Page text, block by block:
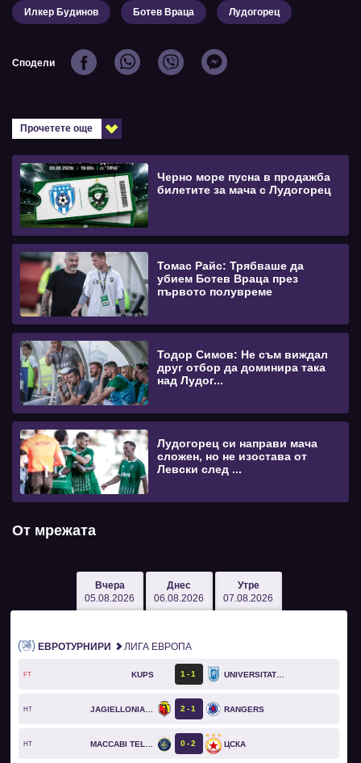
Илкер Будинов Ботев Враца Лудогорец
Сподели
Прочетете още
Черно море пусна в продажба
билетите за мача с Лудогорец
Томас Райс: Трябваше да
убием Ботев Враца през
първото полувреме
Тодор Симов: Не съм виждал
друг отбор да доминира така
над Лудог...
Лудогорец си направи мача
сложен, но не изостава от
Левски след ...
От мрежата
Вчера
05.08.2026
Днес
06.08.2026
Утре
07.08.2026
ЕВРОТУРНИРИ ЛИГА ЕВРОПА
FT KUPS 1 1 UNIVERSITATEA CRAIOVA
HT JAGIELLONIA BIAŁYSTOK 2 1 RANGERS
HT 0 2 ЦСКА